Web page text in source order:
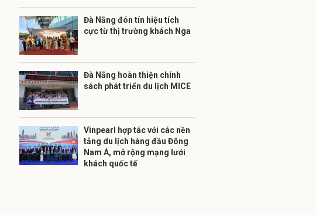
Đà Nẵng đón tín hiệu tích
cực từ thị trường khách Nga
Đà Nẵng hoàn thiện chính
sách phát triển du lịch MICE
Vinpearl hợp tác với các nền
tảng du lịch hàng đầu Đông
Nam Á, mở rộng mạng lưới
khách quốc tế